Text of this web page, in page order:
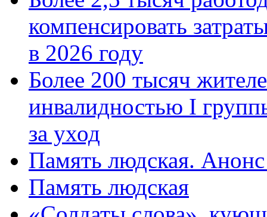
компенсировать
в 2026 году
Более 200 тысяч
инвалидностью I
за уход
Память людская.
Память людская